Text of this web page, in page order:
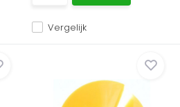
Vergelijk